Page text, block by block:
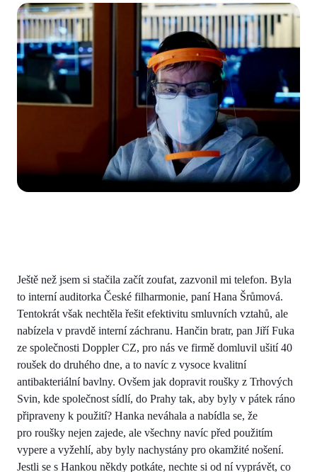
Ještě než jsem si stačila začít zoufat, zazvonil mi telefon. Byla
to interní auditorka České filharmonie, paní Hana Šrůmová.
Tentokrát však nechtěla řešit efektivitu smluvních vztahů, ale
nabízela v pravdě interní záchranu. Hančin bratr, pan Jiří Fuka
ze společnosti Doppler CZ, pro nás ve firmě domluvil ušití 40
roušek do druhého dne, a to navíc z vysoce kvalitní
antibakteriální bavlny. Ovšem jak dopravit roušky z Trhových
Svin, kde společnost sídlí, do Prahy tak, aby byly v pátek ráno
připraveny k použití? Hanka neváhala a nabídla se, že
pro roušky nejen zajede, ale všechny navíc před použitím
vypere a vyžehlí, aby byly nachystány pro okamžité nošení.
Jestli se s Hankou někdy potkáte, nechte si od ní vyprávět, co